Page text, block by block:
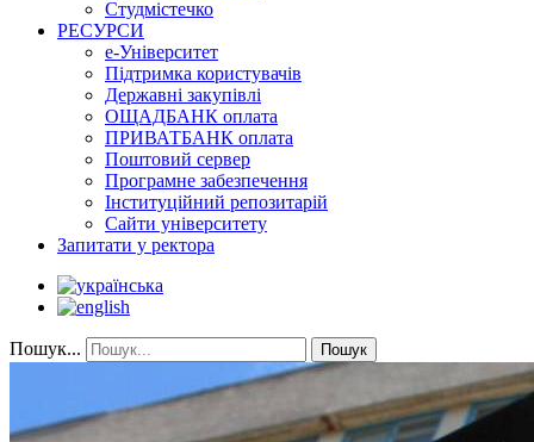
Студмістечко
РЕСУРСИ
е-Університет
Підтримка користувачів
Державні закупівлі
ОЩАДБАНК оплата
ПРИВАТБАНК оплата
Поштовий сервер
Програмне забезпечення
Інституційний репозитарій
Сайти університету
Запитати у ректора
Пошук... Пошук